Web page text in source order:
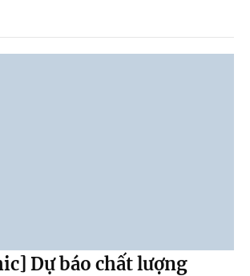
Dự báo chất lượng